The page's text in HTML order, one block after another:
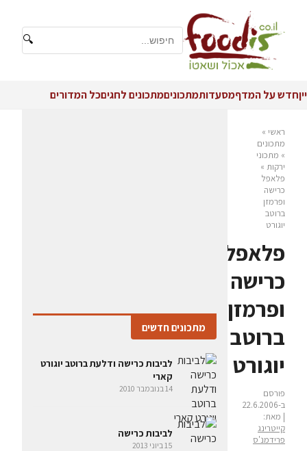
🔍
ייןחדש על המדףמסעדותמתכוניםמתכונים לחגיםכל המדורים
ראשי »
מתכונים
» מתכוני
ירקות »
פלאפל
כרישה
ופרמזן
ברוטב
יוגורט
פלאפל
כרישה
ופרמזן
ברוטב
יוגורט
פורסם
ב-22.6.2006
| מאת:
קייטרינג
פרידמנ'ס
מתכונים חדשים
לביבות כרישה ודלעת ברוטב יוגורט
קארי
14 בנובמבר 2010
לביבות כרישה
15 ביוני 2013